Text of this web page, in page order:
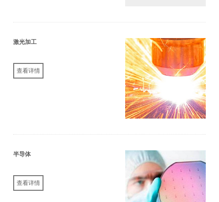
激光加工
查看详情
半导体
查看详情